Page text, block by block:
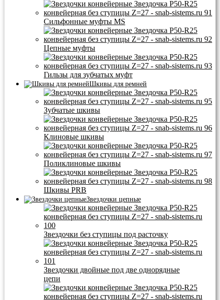
Сильфонные муфты MS
Цепные муфты
Гильзы для зубчатых муфт
Шкивы для ремней
Зубчатые шкивы
Клиновые шкивы
Поликлиновые шкивы
Шкивы PRB
Звездочки цепные
Звездочки без ступицы под расточку
Звездочки двойные под две однорядные
цепи